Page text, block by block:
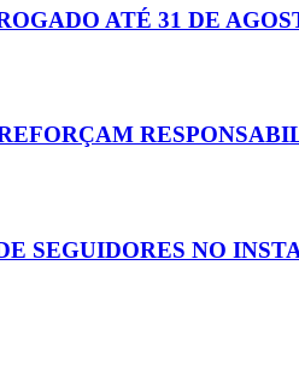
ATÉ 31 DE
SEGUIDORES NO